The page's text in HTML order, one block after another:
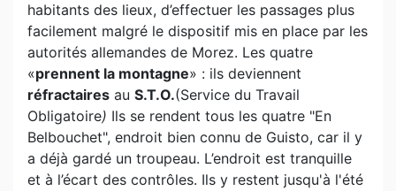
habitants des lieux, d’effectuer les passages plus
facilement malgré le dispositif mis en place par les
autorités allemandes de Morez. Les quatre
«prennent la montagne» : ils deviennent
réfractaires au S.T.O.(Service du Travail
Obligatoire) Ils se rendent tous les quatre "En
Belbouchet", endroit bien connu de Guisto, car il y
a déjà gardé un troupeau. L’endroit est tranquille
et à l’écart des contrôles. Ils y restent jusqu'à l'été